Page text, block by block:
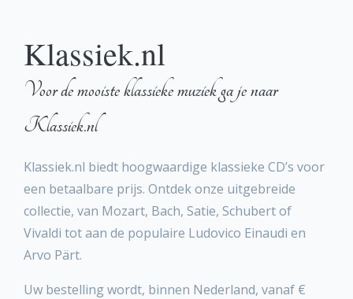
Klassiek.nl
Voor de mooiste klassieke muziek ga je naar
Klassiek.nl
Klassiek.nl biedt hoogwaardige klassieke CD’s voor
een betaalbare prijs. Ontdek onze uitgebreide
collectie, van Mozart, Bach, Satie, Schubert of
Vivaldi tot aan de populaire Ludovico Einaudi en
Arvo Pärt.
Uw bestelling wordt, binnen Nederland, vanaf €